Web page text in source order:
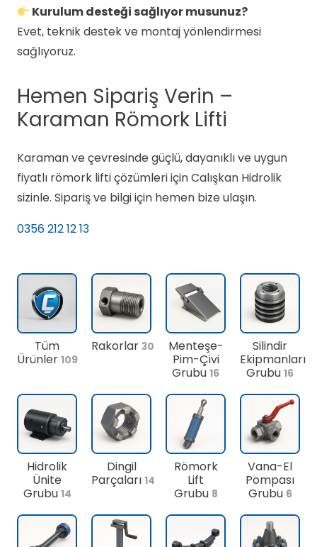
Kurulum desteği sağlıyor musunuz?
Evet, teknik destek ve montaj yönlendirmesi
sağlıyoruz.
Hemen Sipariş Verin –
Karaman Römork Lifti
Karaman ve çevresinde güçlü, dayanıklı ve uygun
fiyatlı römork lifti çözümleri için Calışkan Hidrolik
sizinle. Sipariş ve bilgi için hemen bize ulaşın.
0356 212 12 13
Tüm
Ürünler 109
Rakorlar 30
Menteşe-
Pim-Çivi
Grubu 16
Silindir
Ekipmanları
Grubu 16
Hidrolik
Ünite
Grubu 14
Dingil
Parçaları 14
Römork
Lift
Grubu 8
Vana-El
Pompası
Grubu 6